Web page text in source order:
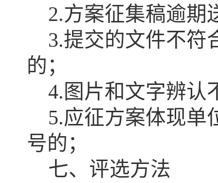
2.方案征集稿逾期
3.提交的文件不符
的；
4. 图片和文字辨认
5.应征方案体现单
号的；
七、评选方法